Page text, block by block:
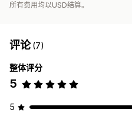
所有费用均以USD结算。
评论(7)
整体评分
5
5